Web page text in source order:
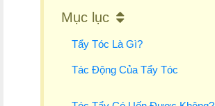
Mục lục
Tẩy Tóc Là Gì?
Tác Động Của Tẩy Tóc